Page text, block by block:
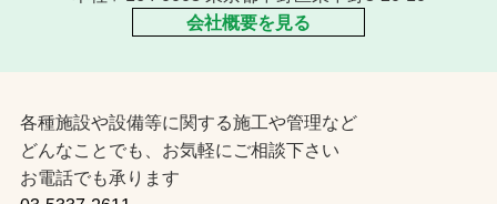
会社概要を見る
各種施設や設備等に関する施工や管理など
どんなことでも、お気軽にご相談下さい
お電話でも承ります